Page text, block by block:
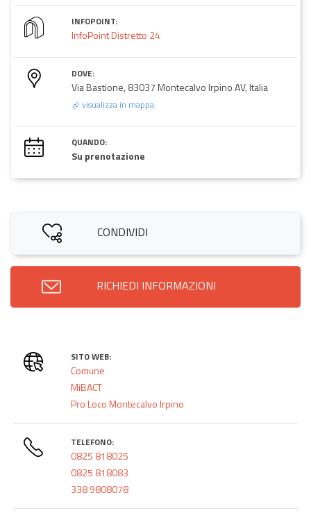
INFOPOINT:
InfoPoint Distretto 24
DOVE:
Via Bastione, 83037 Montecalvo Irpino AV, Italia
visualizza in mappa
QUANDO:
Su prenotazione
CONDIVIDI
RICHIEDI INFORMAZIONI
SITO WEB:
Comune
MiBACT
Pro Loco Montecalvo Irpino
TELEFONO:
0825 818025
0825 818083
338 9808078